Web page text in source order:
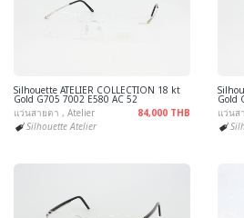
Silhouette ATELIER COLLECTION 18 kt
Gold G705 7002 E580 AC 52
แว่นสายตา , Atelier
84,000 THB
Silhouette Atelier
Gold
แว่นส